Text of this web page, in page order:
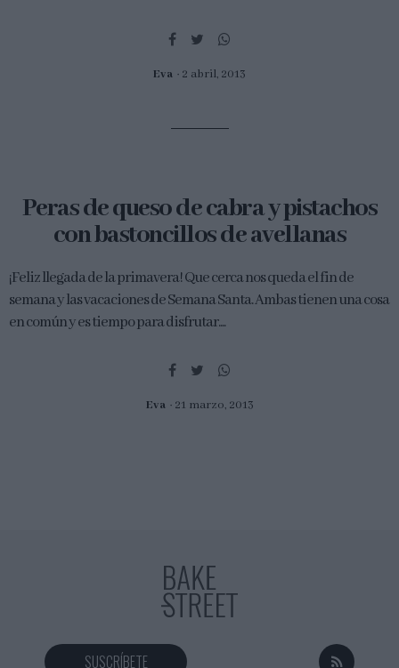
Eva 2 abril, 2013
Peras de queso de cabra y pistachos
con bastoncillos de avellanas
¡Feliz llegada de la primavera! Que cerca nos queda el fin de
semana y las vacaciones de Semana Santa. Ambas tienen una cosa
en común y es tiempo para disfrutar....
Eva 21 marzo, 2013
SUSCRÍBETE